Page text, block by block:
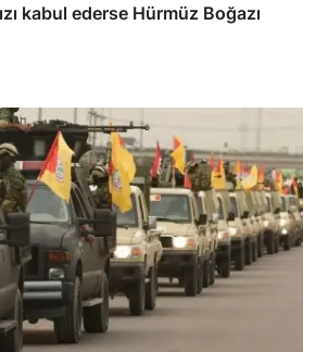
kabul ederse Hürmüz Boğazı